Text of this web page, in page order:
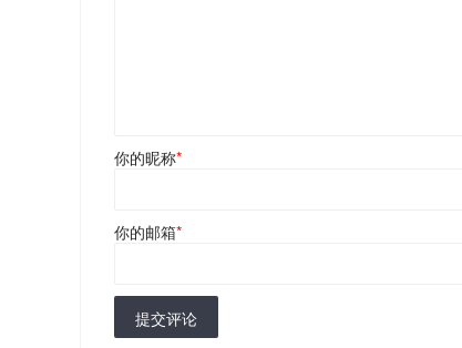
你的昵称*
你的邮箱*
提交评论